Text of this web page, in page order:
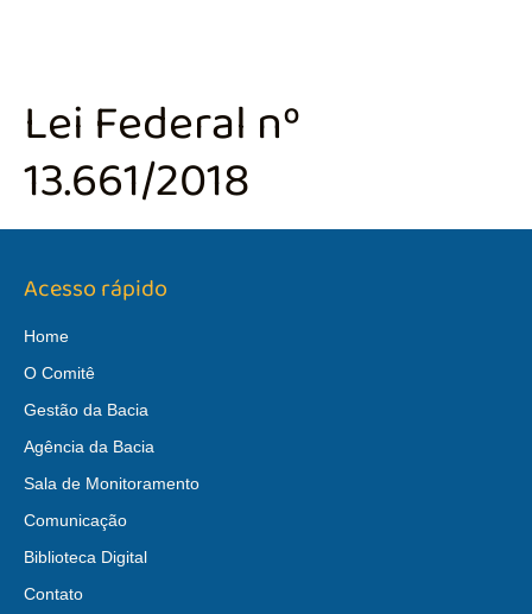
Lei Federal nº
13.661/2018
Acesso rápido
Home
O Comitê
Gestão da Bacia
Agência da Bacia
Sala de Monitoramento
Comunicação
Biblioteca Digital
Contato